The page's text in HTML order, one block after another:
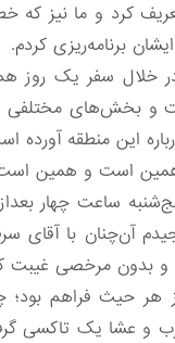
کرد و ما نیز که
برنامه‌ریزی کردم.
بخش‌های مختلفی
این منطقه آورده
است و همین
ساعت چهار
با آقای
و بدون مرخصی غیبت
هر حیث فراهم
و عشا یک